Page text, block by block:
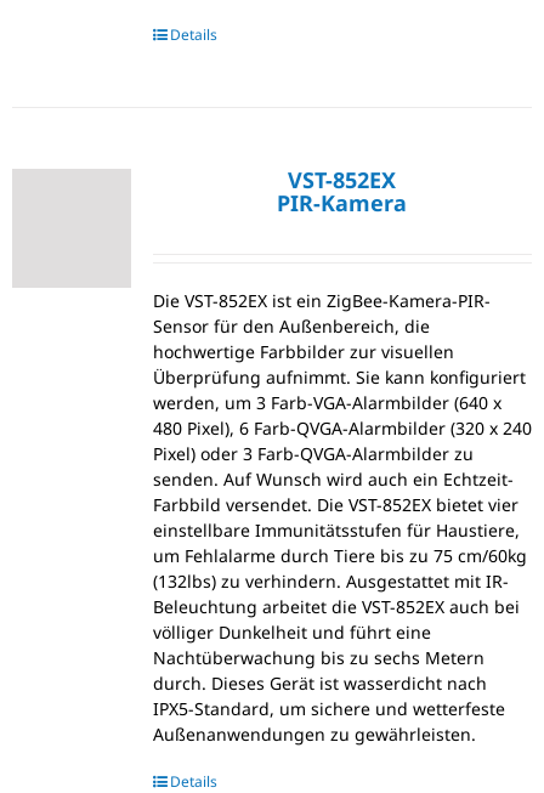
Details
VST-852EX
PIR-Kamera
Die VST-852EX ist ein ZigBee-Kamera-PIR-
Sensor für den Außenbereich, die
hochwertige Farbbilder zur visuellen
Überprüfung aufnimmt. Sie kann konfiguriert
werden, um 3 Farb-VGA-Alarmbilder (640 x
480 Pixel), 6 Farb-QVGA-Alarmbilder (320 x 240
Pixel) oder 3 Farb-QVGA-Alarmbilder zu
senden. Auf Wunsch wird auch ein Echtzeit-
Farbbild versendet. Die VST-852EX bietet vier
einstellbare Immunitätsstufen für Haustiere,
um Fehlalarme durch Tiere bis zu 75 cm/60kg
(132lbs) zu verhindern. Ausgestattet mit IR-
Beleuchtung arbeitet die VST-852EX auch bei
völliger Dunkelheit und führt eine
Nachtüberwachung bis zu sechs Metern
durch. Dieses Gerät ist wasserdicht nach
IPX5-Standard, um sichere und wetterfeste
Außenanwendungen zu gewährleisten.
Details